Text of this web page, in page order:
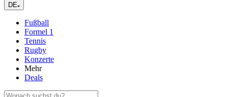
DE
Fußball
Formel 1
Tennis
Rugby
Konzerte
Mehr
Deals